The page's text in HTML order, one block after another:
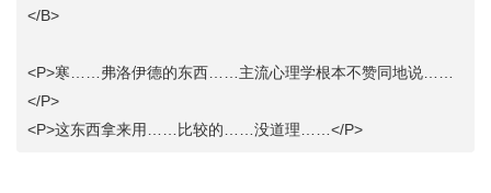
</B>
<P>寒……弗洛伊德的东西……主流心理学根本不赞同地说……
</P>
<P>这东西拿来用……比较的……没道理……</P>